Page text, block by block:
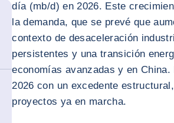
día (mb/d) en 2026. Este
la demanda, que se prevé que
contexto de desaceleración
persistentes y una transición
economías avanzadas y en
2026 con un excedente
proyectos ya en marcha.